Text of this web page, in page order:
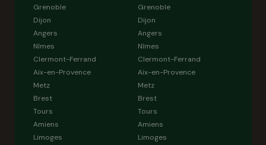
Grenoble
Dijon
Angers
Nîmes
Clermont-Ferrand
Aix-en-Provence
Metz
Brest
Tours
Amiens
Limoges
Grenoble
Dijon
Angers
Nîmes
Clermont-Ferrand
Aix-en-Provence
Metz
Brest
Tours
Amiens
Limoges